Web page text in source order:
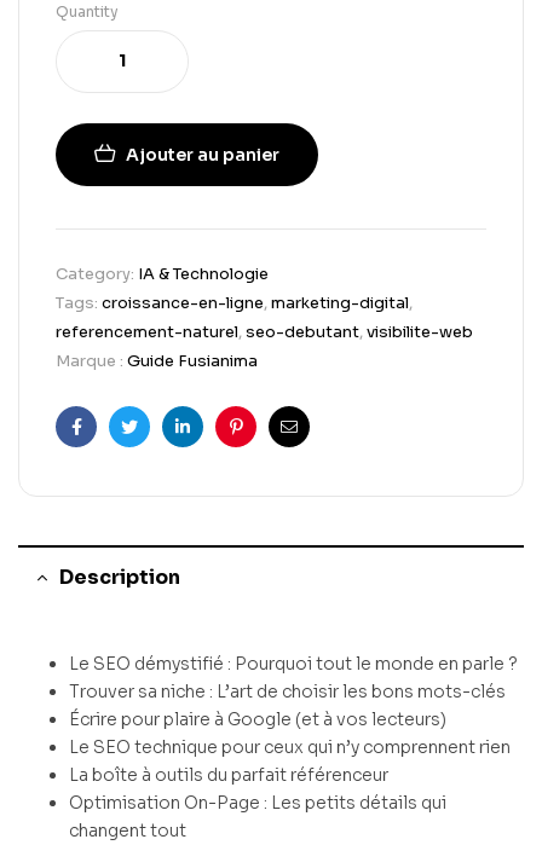
Quantity
Ajouter au panier
Category: IA & Technologie
Tags: croissance-en-ligne,marketing-digital,
referencement-naturel,seo-debutant,visibilite-web
Marque : Guide Fusianima
FacebookTwitterLinkedinPinterestEmail
Description
Le SEO démystifié : Pourquoi tout le monde en parle ?
Trouver sa niche : L’art de choisir les bons mots-clés
Écrire pour plaire à Google (et à vos lecteurs)
Le SEO technique pour ceux qui n’y comprennent rien
La boîte à outils du parfait référenceur
Optimisation On-Page : Les petits détails qui
changent tout